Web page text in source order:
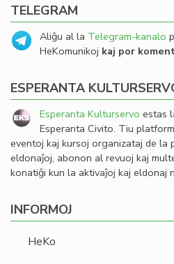
TELEGRAM
Aliĝu al la Telegram-kanalo
HeKomunikoj kaj por
ESPERANTA
Esperanta Kulturservo estas
Esperanta Civito. Tiu
eventoj kaj kursoj organizataj de la
eldonaĵoj, abonon al revuoj kaj
konatiĝi kun la aktivaĵoj kaj eldonaj
INFORMOJ
HeKo